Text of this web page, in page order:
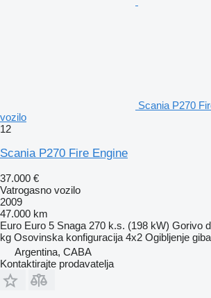
Scania P270
vozilo
12
Scania P270 Fire Engine
37.000 €
Vatrogasno vozilo
2009
47.000 km
Euro Euro 5 Snaga 270 k.s. (198 kW) Gorivo
kg Osovinska konfiguracija 4x2 Ogibljenje
Argentina, CABA
Kontaktirajte prodavatelja